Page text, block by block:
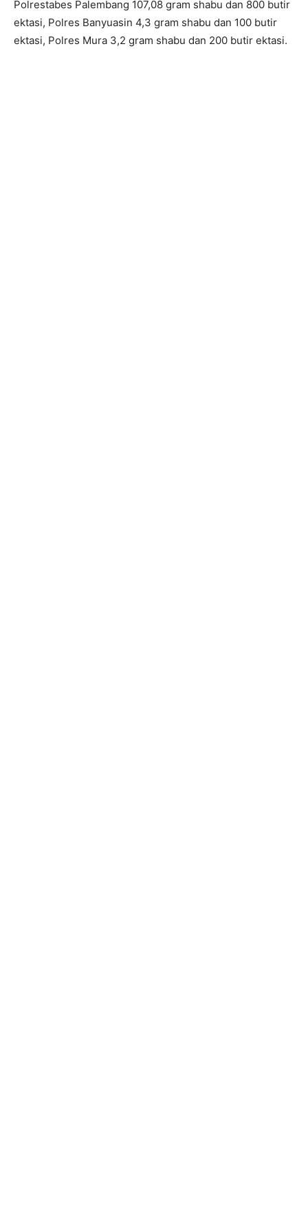
Polrestabes Palembang 107,08 gram shabu dan 800 butir
ektasi, Polres Banyuasin 4,3 gram shabu dan 100 butir
ektasi, Polres Mura 3,2 gram shabu dan 200 butir ektasi.